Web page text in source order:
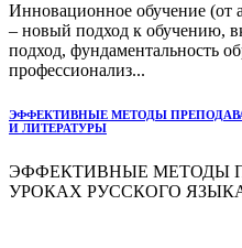
Инновационное обучение (от
– новый подход к обучению,
подход, фундаментальность
профессионализ...
ЭФФЕКТИВНЫЕ МЕТОДЫ
И ЛИТЕРАТУРЫ
ЭФФЕКТИВНЫЕ МЕТОДЫ
УРОКАХ РУССКОГО